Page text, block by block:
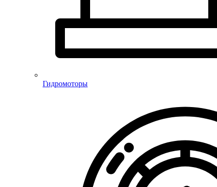
Гидромоторы